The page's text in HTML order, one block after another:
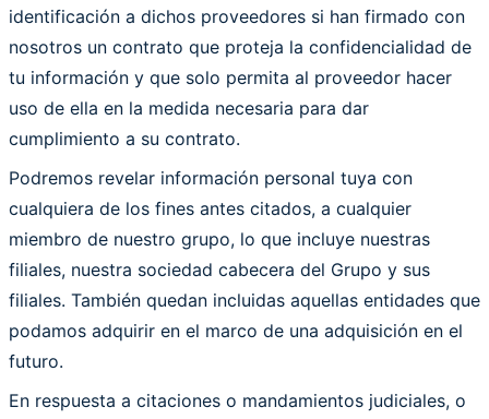
identificación a dichos proveedores si han firmado con
nosotros un contrato que proteja la confidencialidad de
tu información y que solo permita al proveedor hacer
uso de ella en la medida necesaria para dar
cumplimiento a su contrato.
Podremos revelar información personal tuya con
cualquiera de los fines antes citados, a cualquier
miembro de nuestro grupo, lo que incluye nuestras
filiales, nuestra sociedad cabecera del Grupo y sus
filiales. También quedan incluidas aquellas entidades que
podamos adquirir en el marco de una adquisición en el
futuro.
En respuesta a citaciones o mandamientos judiciales, o